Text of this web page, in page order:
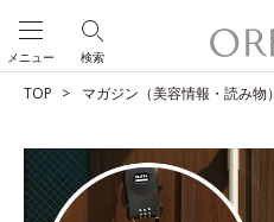
検索
メニュー
TOP マガジン（美容情報・読み物）